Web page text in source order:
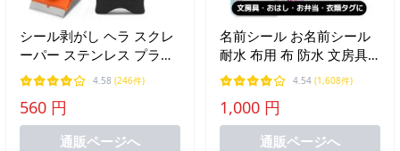
シール剥がし ヘラ スクレ
ーパー ステンレス プラス
ティック 強力 車 シールは
がし ガラス 金属 替刃 汚
れ落とし ポケットスクレ
ーパー
4.58 (246件)
560 円
通販ページへ
名前シール お名前シール
耐水 布用 布 防水 文房具
お名前シール ノンアイロ
ン おなまえシール ネーム
シール 保育園 幼稚園 小学
校 シールラベル 入園 入学
4.54 (1,608件)
1,000 円
通販ページへ